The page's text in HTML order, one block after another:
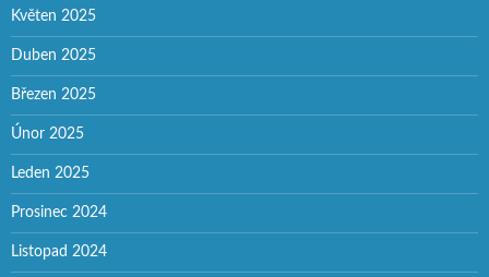
Květen 2025
Duben 2025
Březen 2025
Únor 2025
Leden 2025
Prosinec 2024
Listopad 2024